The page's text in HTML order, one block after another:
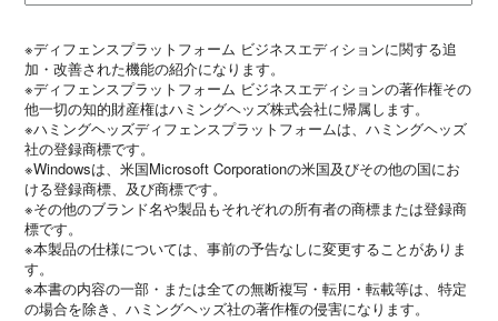
※ディフェンスプラットフォーム ビジネスエディションに関する追
加・改善された機能の紹介になります。
※ディフェンスプラットフォーム ビジネスエディションの著作権その
他一切の知的財産権はハミングヘッズ株式会社に帰属します。
※ハミングヘッズディフェンスプラットフォームは、ハミングヘッズ
社の登録商標です。
※Windowsは、米国Microsoft Corporationの米国及びその他の国にお
ける登録商標、及び商標です。
※その他のブランド名や製品もそれぞれの所有者の商標または登録商
標です。
※本製品の仕様については、事前の予告なしに変更することがありま
す。
※本書の内容の一部・または全ての無断複写・転用・転載等は、特定
の場合を除き、ハミングヘッズ社の著作権の侵害になります。